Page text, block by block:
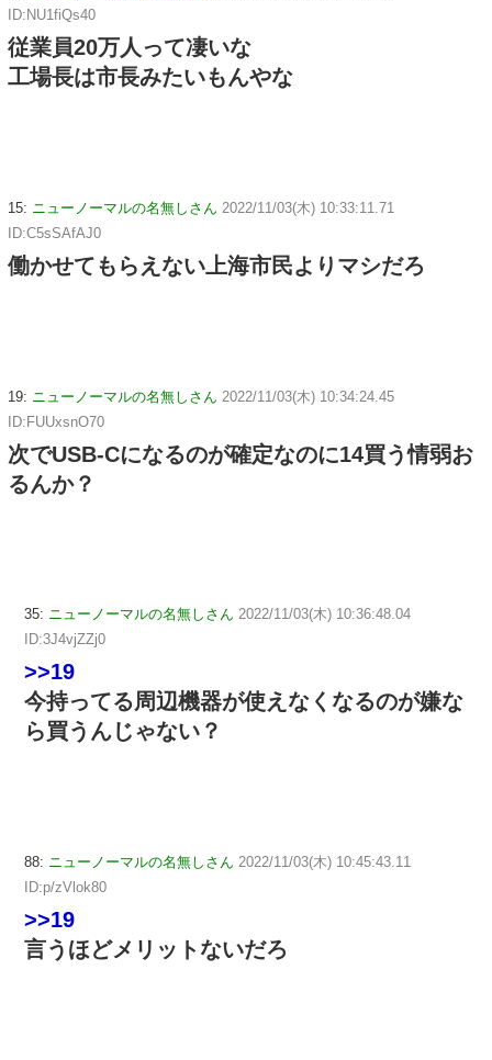
ID:NU1fiQs40
従業員20万人って凄いな
工場長は市長みたいもんやな
15: ニューノーマルの名無しさん 2022/11/03(木) 10:33:11.71
ID:C5sSAfAJ0
働かせてもらえない上海市民よりマシだろ
19: ニューノーマルの名無しさん 2022/11/03(木) 10:34:24.45
ID:FUUxsnO70
次でUSB-Cになるのが確定なのに14買う情弱お
るんか？
35: ニューノーマルの名無しさん 2022/11/03(木) 10:36:48.04
ID:3J4vjZZj0
>>19
今持ってる周辺機器が使えなくなるのが嫌な
ら買うんじゃない？
88: ニューノーマルの名無しさん 2022/11/03(木) 10:45:43.11
ID:p/zVlok80
>>19
言うほどメリットないだろ